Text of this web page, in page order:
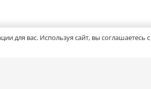
для вас. Используя сайт, вы соглашаетесь